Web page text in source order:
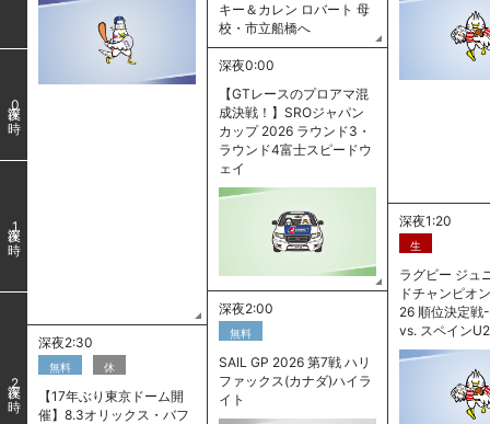
キー＆カレン ロバート 母
校・市立船橋へ
0
深夜0:00
【GTレースのプロアマ混
成決戦！】SROジャパン
カップ 2026 ラウンド3・
ラウンド4富士スピードウ
ェイ
1 深夜1:20
生
ラグビー ジュ
ドチャンピオ
26 順位決定
vs. スペイン
2
深夜2:00
無料
SAIL GP 2026 第7戦 ハリ
ファックス(カナダ)ハイラ
イト
深夜2:30
無料 休
【17年ぶり東京ドーム開
催】8.3オリックス・バフ